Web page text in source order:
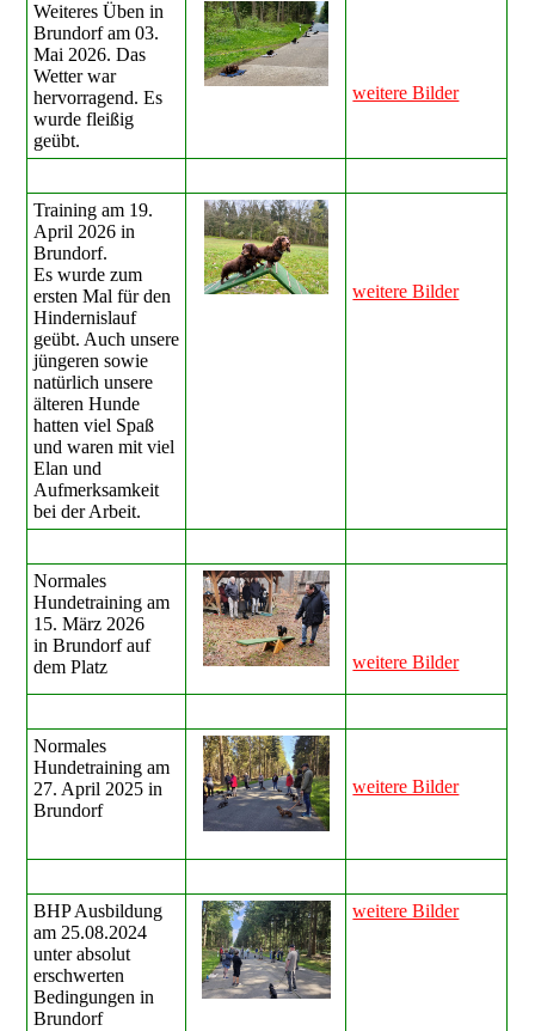
Weiteres Üben in
Brundorf am 03.
Mai 2026. Das
Wetter war
hervorragend. Es
wurde fleißig
geübt.
weitere Bilder
Training am 19.
April 2026 in
Brundorf.
Es wurde zum
ersten Mal für den
Hindernislauf
geübt. Auch unsere
jüngeren sowie
natürlich unsere
älteren Hunde
hatten viel Spaß
und waren mit viel
Elan und
Aufmerksamkeit
bei der Arbeit.
weitere Bilder
Normales
Hundetraining am
15. März 2026
in Brundorf auf
dem Platz
weitere Bilder
Normales
Hundetraining am
27. April 2025 in
Brundorf
weitere Bilder
BHP Ausbildung
am 25.08.2024
unter absolut
erschwerten
Bedingungen in
Brundorf
weitere Bilder